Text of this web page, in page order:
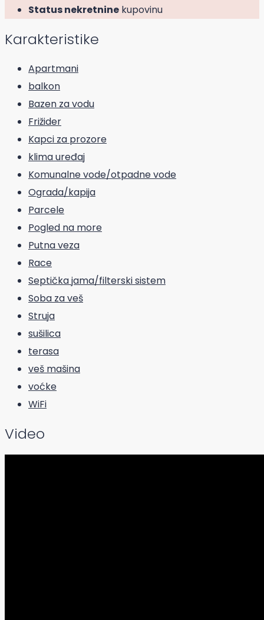
Status nekretnine kupovinu
Karakteristike
Apartmani
balkon
Bazen za vodu
Frižider
Kapci za prozore
klima uređaj
Komunalne vode/otpadne vode
Ograda/kapija
Parcele
Pogled na more
Putna veza
Race
Septička jama/filterski sistem
Soba za veš
Struja
sušilica
terasa
veš mašina
voćke
WiFi
Video